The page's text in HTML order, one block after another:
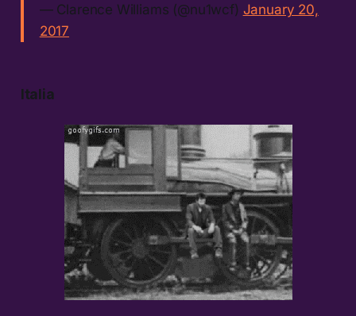
— Clarence Williams (@nu1wcf) January 20,
2017
Italia